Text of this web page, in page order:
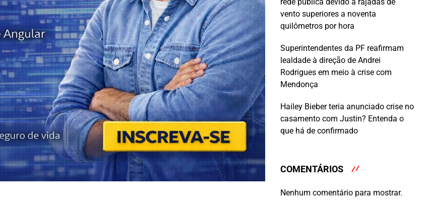
vento superiores a noventa
quilômetros por hora
Superintendentes da PF reafirmam
lealdade à direção de Andrei
Rodrigues em meio à crise com
Mendonça
Hailey Bieber teria anunciado crise no
casamento com Justin? Entenda o
que há de confirmado
COMENTÁRIOS
Nenhum comentário para mostrar.